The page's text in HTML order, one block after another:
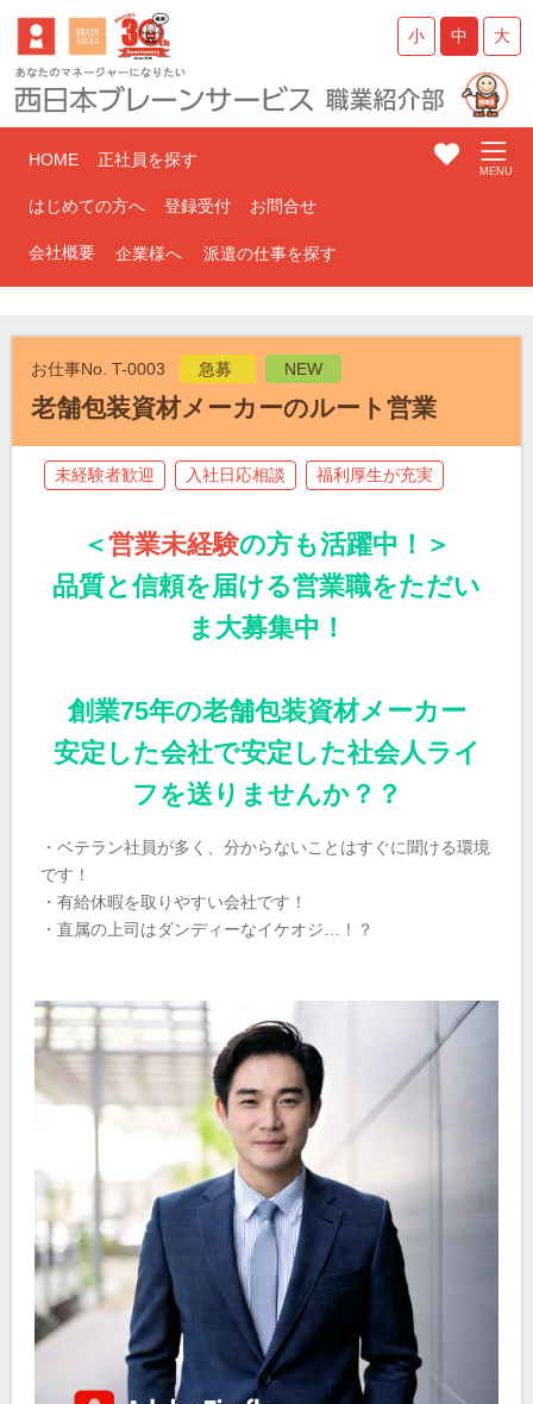
小 中 大
HOME 正社員を探す
はじめての方へ 登録受付 お問合せ
会社概要 企業様へ 派遣の仕事を探す
お仕事No. T-0003 急募 NEW
老舗包装資材メーカーのルート営業
未経験者歓迎 入社日応相談 福利厚生が充実
＜営業未経験の方も活躍中！＞
品質と信頼を届ける営業職をただい
ま大募集中！
創業75年の老舗包装資材メーカー
安定した会社で安定した社会人ライ
フを送りませんか？？
・ベテラン社員が多く、分からないことはすぐに聞ける環境
です！
・有給休暇を取りやすい会社です！
・直属の上司はダンディーなイケオジ…！？